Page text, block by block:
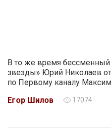
В то же время
звезды» Юрий Николаев
по Первому каналу
Егор Шилов
17074